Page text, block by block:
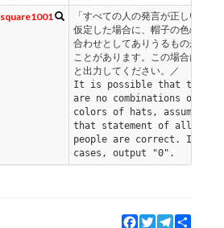
square1001
「すべての人の発言が正しい」と
仮定した場合に、帽子の色の組み
合わせとしてありうるものがない
ことがあります。この場合は「0」
と出力してください。／
It is possible that there
are no combinations of
colors of hats, assuming
that statement of all N
people are correct. In
cases, output "0".
Facebook
TwitterTelegram